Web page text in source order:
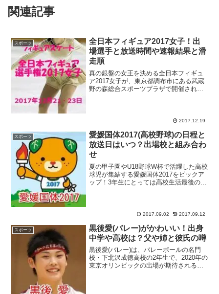
関連記事
スポーツ
全日本フィギュア2017女子！出
場選手と放送時間や速報結果と滑
走順
真の銀盤の女王を決める全日本フィギュ
ア2017女子が、東京都調布市にある武蔵
野の森総合スポーツプラザで開催されま
2017.12.19
スポーツ
愛媛国体2017(高校野球)の日程と
放送日はいつ？出場校と組み合わ
せ
夏の甲子園やU18野球W杯で活躍した高校
球児が集結する愛媛国体2017をピックア
ップ！3年生にとっては高校生活最後の公
注目の大会・愛... 2017.09.02 2017.09.12
スポーツ
黒後愛(バレー)がかわいい！出身
中学や高校は？父や姉と彼氏の噂
黒後愛(バレー)は、バレーボールの名門
校・下北沢成徳高校の2年生で、2020年の
東京オリンピックの出場が期待される未